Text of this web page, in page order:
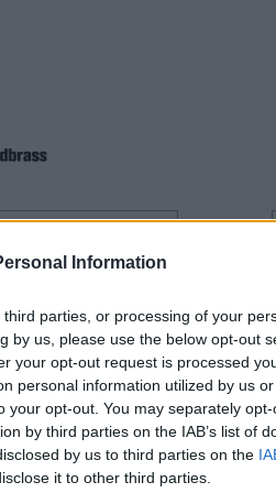
Information
parties, or processing of your
by us, please use the below opt-out
your opt-out request is processed
personal information utilized by us
your opt-out. You may separately
by third parties on the IAB’s list of
by us to third parties on the
it to other third parties.
& commentaires
erreur